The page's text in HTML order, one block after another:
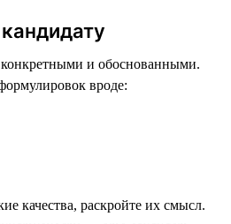
и обоснованными.
вроде:
качества, раскройте их смысл.